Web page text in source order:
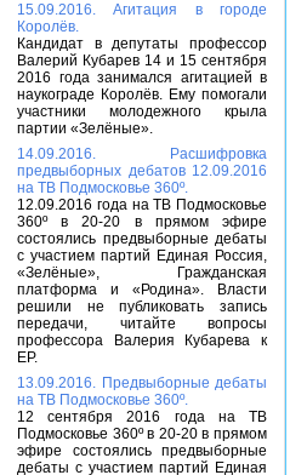
15.09.2016. Агитация в городе
Королёв.
Кандидат в депутаты профессор
Валерий Кубарев 14 и 15 сентября
2016 года занимался агитацией в
наукограде Королёв. Ему помогали
участники молодежного крыла
партии «Зелёные».
14.09.2016. Расшифровка
предвыборных дебатов 12.09.2016
на ТВ Подмосковье 360º.
12.09.2016 года на ТВ Подмосковье
360º в 20-20 в прямом эфире
состоялись предвыборные дебаты
с участием партий Единая Россия,
«Зелёные», Гражданская
платформа и «Родина». Власти
решили не публиковать запись
передачи, читайте вопросы
профессора Валерия Кубарева к
ЕР.
13.09.2016. Предвыборные дебаты
на ТВ Подмосковье 360º.
12 сентября 2016 года на ТВ
Подмосковье 360º в 20-20 в прямом
эфире состоялись предвыборные
дебаты с участием партий Единая